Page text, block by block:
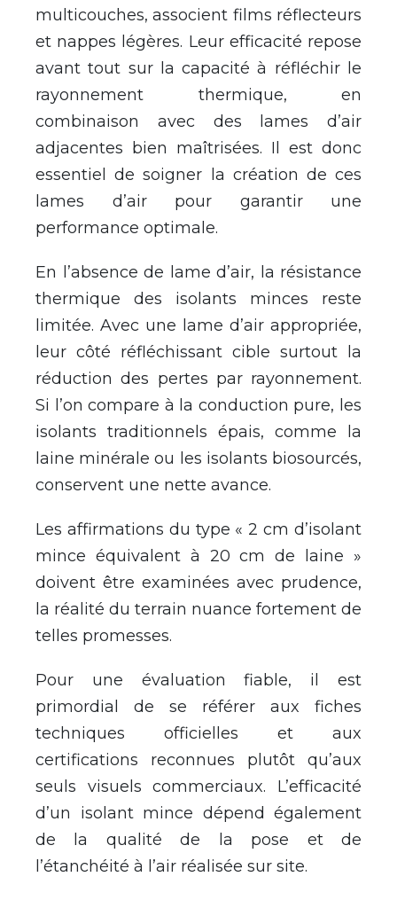
multicouches, associent films réflecteurs
et nappes légères. Leur efficacité repose
avant tout sur la capacité à réfléchir le
rayonnement thermique, en
combinaison avec des lames d’air
adjacentes bien maîtrisées. Il est donc
essentiel de soigner la création de ces
lames d’air pour garantir une
performance optimale.
En l’absence de lame d’air, la résistance
thermique des isolants minces reste
limitée. Avec une lame d’air appropriée,
leur côté réfléchissant cible surtout la
réduction des pertes par rayonnement.
Si l’on compare à la conduction pure, les
isolants traditionnels épais, comme la
laine minérale ou les isolants biosourcés,
conservent une nette avance.
Les affirmations du type « 2 cm d’isolant
mince équivalent à 20 cm de laine »
doivent être examinées avec prudence,
la réalité du terrain nuance fortement de
telles promesses.
Pour une évaluation fiable, il est
primordial de se référer aux fiches
techniques officielles et aux
certifications reconnues plutôt qu’aux
seuls visuels commerciaux. L’efficacité
d’un isolant mince dépend également
de la qualité de la pose et de
l’étanchéité à l’air réalisée sur site.